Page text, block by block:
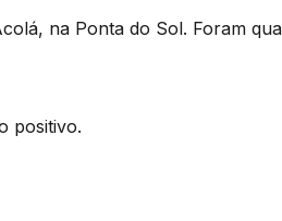
na Ponta do Sol. Foram
positivo.